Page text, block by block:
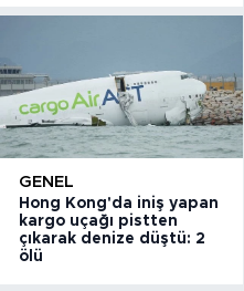
GENEL
Hong Kong'da iniş yapan
kargo uçağı pistten
çıkarak denize düştü: 2
ölü